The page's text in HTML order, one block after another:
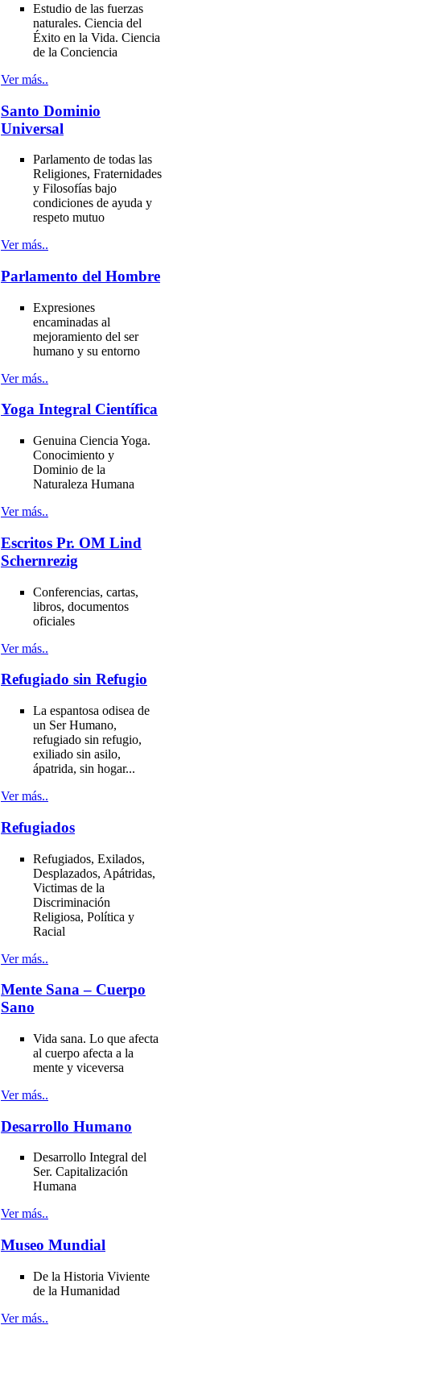
Estudio de las fuerzas
naturales. Ciencia del
Éxito en la Vida. Ciencia
de la Conciencia
Ver más..
Santo Dominio
Universal
Parlamento de todas las
Religiones, Fraternidades
y Filosofías bajo
condiciones de ayuda y
respeto mutuo
Ver más..
Parlamento del Hombre
Expresiones
encaminadas al
mejoramiento del ser
humano y su entorno
Ver más..
Yoga Integral Científica
Genuina Ciencia Yoga.
Conocimiento y
Dominio de la
Naturaleza Humana
Ver más..
Escritos Pr. OM Lind
Schernrezig
Conferencias, cartas,
libros, documentos
oficiales
Ver más..
Refugiado sin Refugio
La espantosa odisea de
un Ser Humano,
refugiado sin refugio,
exiliado sin asilo,
ápatrida, sin hogar...
Ver más..
Refugiados
Refugiados, Exilados,
Desplazados, Apátridas,
Victimas de la
Discriminación
Religiosa, Política y
Racial
Ver más..
Mente Sana – Cuerpo
Sano
Vida sana. Lo que afecta
al cuerpo afecta a la
mente y viceversa
Ver más..
Desarrollo Humano
Desarrollo Integral del
Ser. Capitalización
Humana
Ver más..
Museo Mundial
De la Historia Viviente
de la Humanidad
Ver más..